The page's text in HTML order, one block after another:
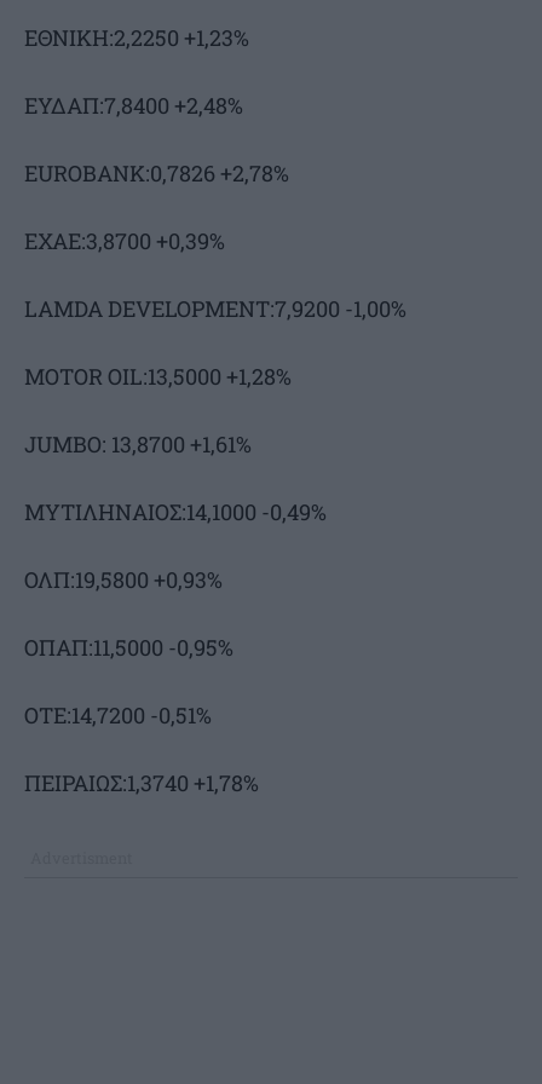
ΕΘΝΙΚΗ:2,2250 +1,23%
ΕΥΔΑΠ:7,8400 +2,48%
EUROBANK:0,7826 +2,78%
ΕΧΑΕ:3,8700 +0,39%
LAMDA DEVELOPMENT:7,9200 -1,00%
MOTOR OIL:13,5000 +1,28%
JUMBO: 13,8700 +1,61%
ΜΥΤΙΛΗΝΑΙΟΣ:14,1000 -0,49%
ΟΛΠ:19,5800 +0,93%
ΟΠΑΠ:11,5000 -0,95%
ΟΤΕ:14,7200 -0,51%
ΠΕΙΡΑΙΩΣ:1,3740 +1,78%